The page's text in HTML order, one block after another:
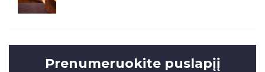
Prenumeruokite puslapįį